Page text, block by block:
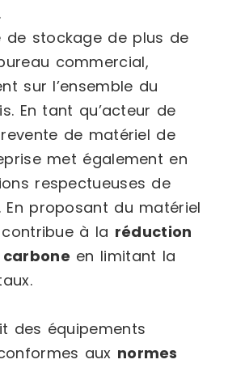
de stockage de plus de
commercial,
sur l’ensemble du
En tant qu’acteur de
de matériel de
met également en
respectueuses de
En proposant du matériel
contribue à la réduction
en limitant la
des équipements
aux normes